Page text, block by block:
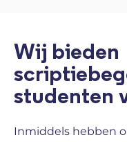
Wij bieden
studenten
Inmiddels hebben